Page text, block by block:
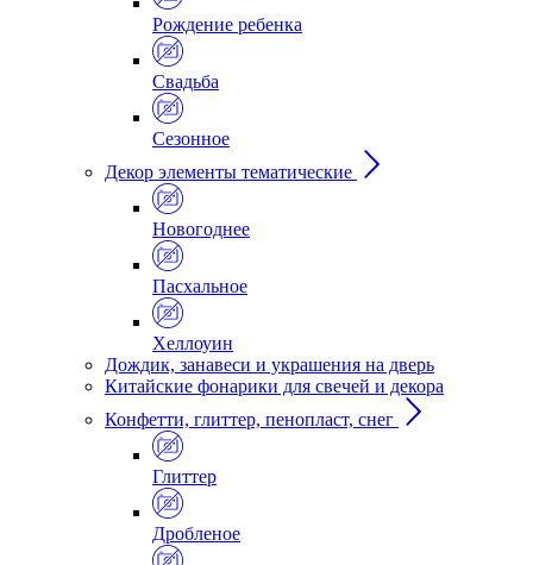
Рождение ребенка
Свадьба
Сезонное
Декор элементы тематические
Новогоднее
Пасхальное
Хеллоуин
Дождик, занавеси и украшения на дверь
Китайские фонарики для свечей и декора
Конфетти, глиттер, пенопласт, снег
Глиттер
Дробленое